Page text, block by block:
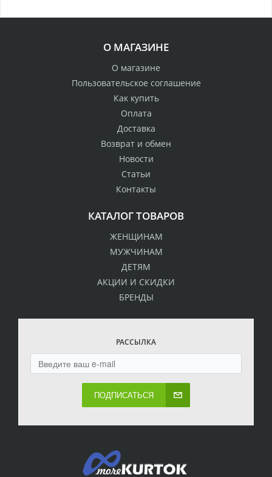
О МАГАЗИНЕ
О магазине
Пользовательское соглашение
Как купить
Оплата
Доставка
Возврат и обмен
Новости
Статьи
Контакты
КАТАЛОГ ТОВАРОВ
ЖЕНЩИНАМ
МУЖЧИНАМ
ДЕТЯМ
АКЦИИ И СКИДКИ
БРЕНДЫ
РАССЫЛКА
ПОДПИСАТЬСЯ